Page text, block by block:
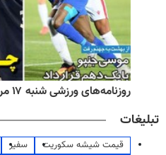
روزنامه‌های ورزشی شنبه ۱۷ مرداد ۱۴۰۵
تبلیغات
قیمت شیشه سکوریت سفیر